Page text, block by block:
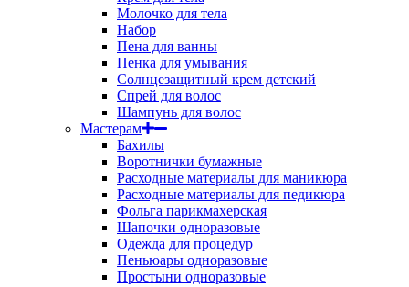
Молочко для тела
Набор
Пена для ванны
Пенка для умывания
Солнцезащитный крем детский
Спрей для волос
Шампунь для волос
Мастерам
Бахилы
Воротнички бумажные
Расходные материалы для маникюра
Расходные материалы для педикюра
Фольга парикмахерская
Шапочки одноразовые
Одежда для процедур
Пеньюары одноразовые
Простыни одноразовые